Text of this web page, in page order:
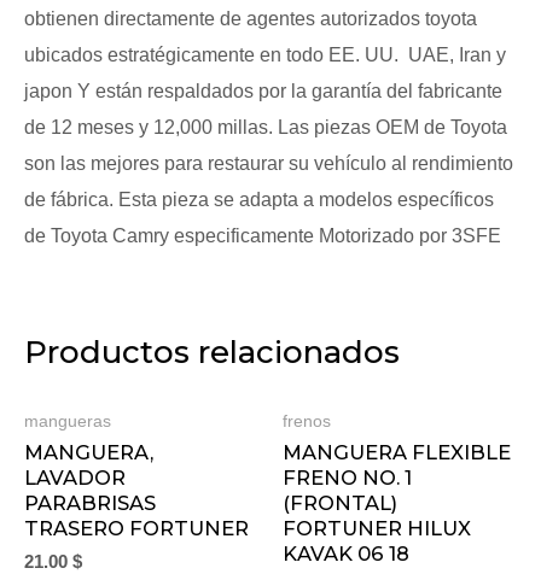
obtienen directamente de agentes autorizados toyota
ubicados estratégicamente en todo EE. UU. UAE, Iran y
japon Y están respaldados por la garantía del fabricante
de 12 meses y 12,000 millas. Las piezas OEM de Toyota
son las mejores para restaurar su vehículo al rendimiento
de fábrica. Esta pieza se adapta a modelos específicos
de Toyota Camry especificamente Motorizado por 3SFE
Productos relacionados
mangueras
MANGUERA,
LAVADOR
PARABRISAS
TRASERO FORTUNER
21.00 $
frenos
MANGUERA FLEXIBLE
FRENO NO. 1
(FRONTAL)
FORTUNER HILUX
KAVAK 06 18